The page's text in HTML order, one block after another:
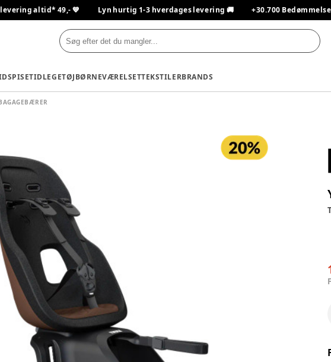
altid* 49,- 💙 Lyn hurtig 1-3 hverdages levering 🚚 +30.700
SPISETIDLEGETØJBØRNEVÆRELSETTEKSTILERBRANDS